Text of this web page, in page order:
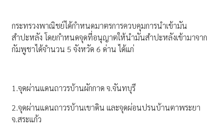
กระทรวงพาณิชย์ได้กำหนดมาตรการควบคุมการนำเข้ามัน
สำปะหลัง โดยกำหนดจุดที่อนุญาตให้นำมันสำปะหลังเข้ามาจาก
กัมพูชาได้จำนวน 5 จังหวัด 6 ด่าน ได้แก่
1.จุดผ่านแดนถาวรบ้านผักกาด จ.จันทบุรี
2.จุดผ่านแดนถาวรบ้านเขาดิน และจุดผ่อนปรนบ้านตาพระยา
จ.สระแก้ว